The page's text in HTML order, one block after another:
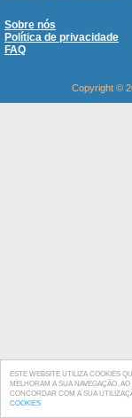
ESTE WEBSITE UTILIZA COOKIES
MELHORAM A SUA NAVEGAÇÃO.
CONCORDAR COM A SUA
COOKIES
Sobre nós
Política de privacidade
FAQ
Copyright ©